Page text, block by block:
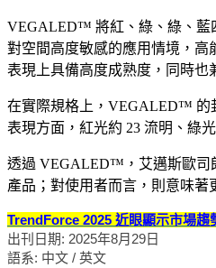
VEGALED™ 將紅、綠、綠、藍
對空間高度敏感的應用情境，高
表現上具備高度成熟度，同時也
在實際規格上，VEGALED™ 的
表現方面，紅光約 23 流明、綠
透過 VEGALED™，艾邁斯歐司
產品；對使用者而言，則意味著
TrendForce 2025 近眼顯示市場趨
出刊日期: 2025年8月29日
語系: 中文 / 英文